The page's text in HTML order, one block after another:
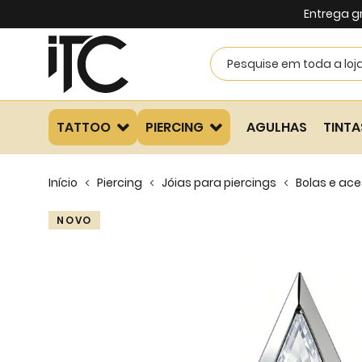
Entrega
TATTOO PIERCING AGULHAS
Início Piercing Jóias para piercings Bolas e
Skip
NOVO